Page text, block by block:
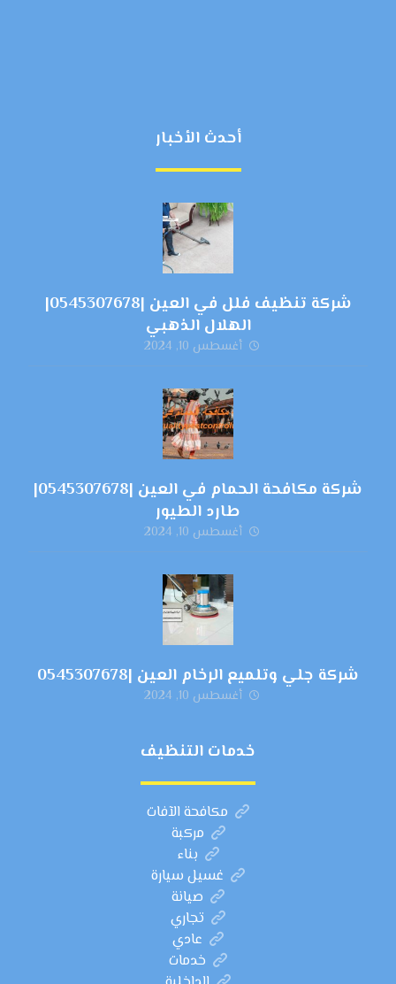
أحدث الأخبار
شركة تنظيف فلل في العين |0545307678|
الهلال الذهبي
أغسطس 10, 2024
شركة مكافحة الحمام في العين |0545307678|
طارد الطيور
أغسطس 10, 2024
شركة جلي وتلميع الرخام العين |0545307678
أغسطس 10, 2024
خدمات التنظيف
مكافحة الآفات
مركبة
بناء
غسيل سيارة
صيانة
تجاري
عادي
خدمات